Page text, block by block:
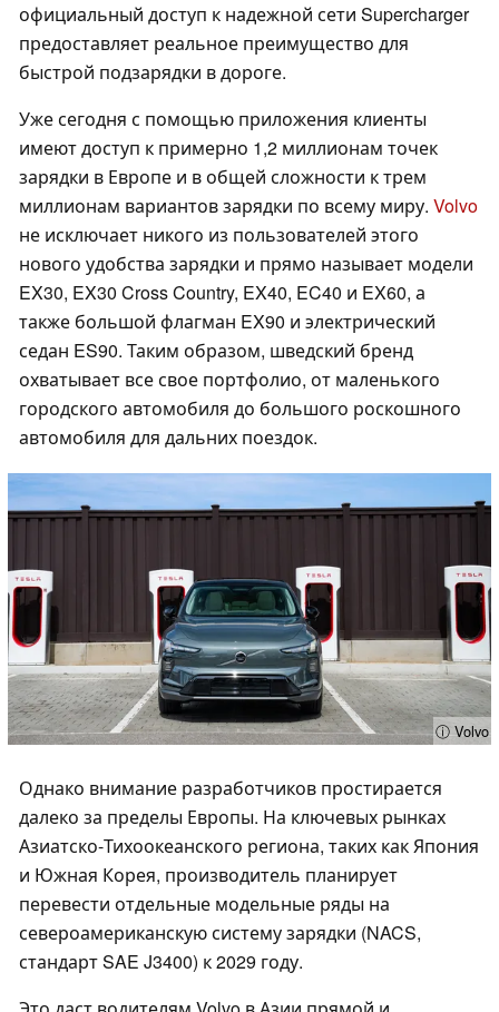
официальный доступ к надежной сети Supercharger
предоставляет реальное преимущество для
быстрой подзарядки в дороге.
Уже сегодня с помощью приложения клиенты
имеют доступ к примерно 1,2 миллионам точек
зарядки в Европе и в общей сложности к трем
миллионам вариантов зарядки по всему миру. Volvo
не исключает никого из пользователей этого
нового удобства зарядки и прямо называет модели
EX30, EX30 Cross Country, EX40, EC40 и EX60, а
также большой флагман EX90 и электрический
седан ES90. Таким образом, шведский бренд
охватывает все свое портфолио, от маленького
городского автомобиля до большого роскошного
автомобиля для дальних поездок.
ⓘ Volvo
Однако внимание разработчиков простирается
далеко за пределы Европы. На ключевых рынках
Азиатско-Тихоокеанского региона, таких как Япония
и Южная Корея, производитель планирует
перевести отдельные модельные ряды на
североамериканскую систему зарядки (NACS,
стандарт SAE J3400) к 2029 году.